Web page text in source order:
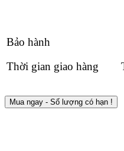
Bảo hành
Thời gian giao hàng
Mua ngay - Số lượng có hạn !